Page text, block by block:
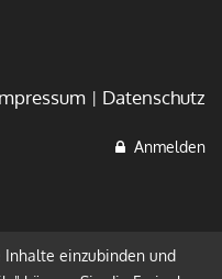
Datenschutz
Anmelden
einzubinden und